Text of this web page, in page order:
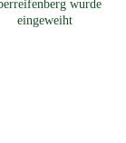
wurde
eingeweiht